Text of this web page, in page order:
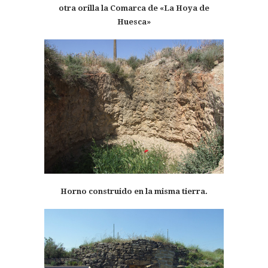
otra orilla la Comarca de «La Hoya de
Huesca»
Horno construido en la misma tierra.